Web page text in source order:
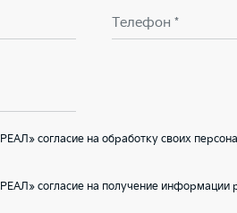
Телефон *
согласие на обработку своих
согласие на получение информации